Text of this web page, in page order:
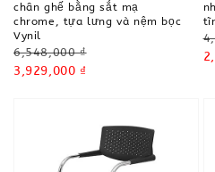
chân ghế bằng sắt mạ
chrome, tựa lưng và nệm bọc
Vynil
Regular
price
6,548,000 ₫
Sale
3,929,000 ₫